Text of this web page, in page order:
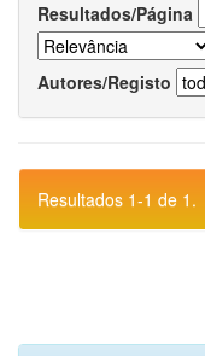
Resultados/Página
Autores/Registo
Resultados 1-1 de 1.